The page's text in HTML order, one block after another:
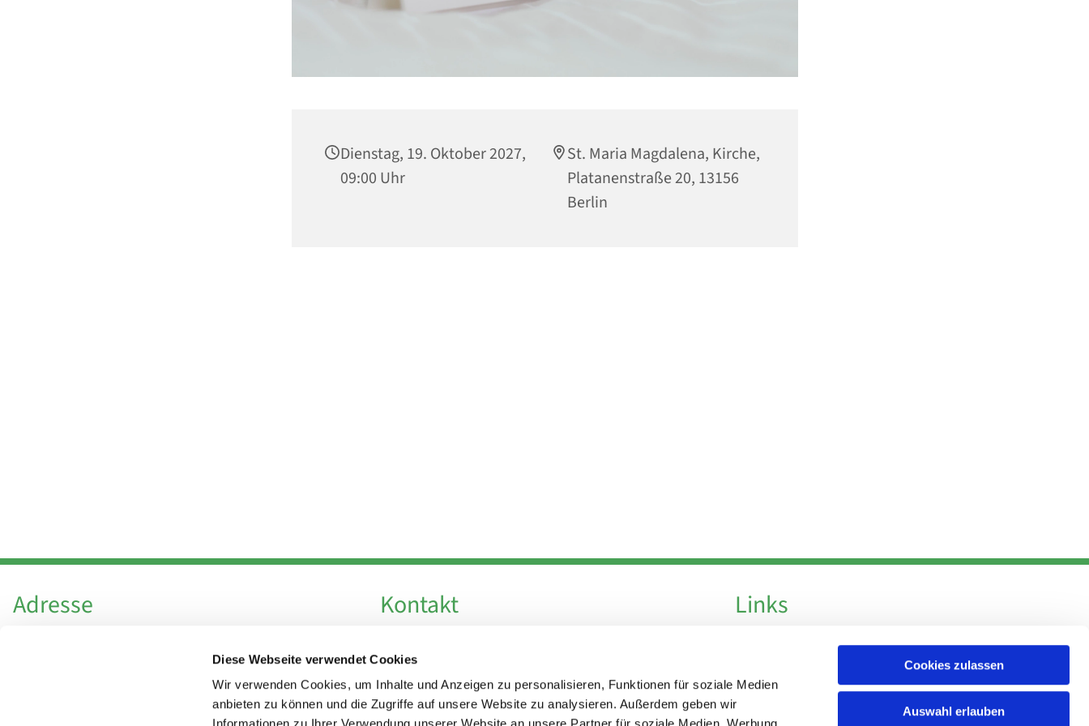
Diese Webseite verwendet Cookies
Wir verwenden Cookies, um Inhalte und Anzeigen zu personalisieren, Funktionen für soziale Medien
anbieten zu können und die Zugriffe auf unsere Website zu analysieren. Außerdem geben wir
Cookies zulassen
Auswahl erlauben
Dienstag, 19. Oktober 2027,
09:00 Uhr
St. Maria Magdalena, Kirche,
Platanenstraße 20, 13156
Berlin
Adresse
Hl. Theresa von Avila Berlin Nordost
Leitender Pfarrer - Norbert Pomplun
Kontakt
Fax +49 30 924 54 18
E-Mailinfo@theresa-von-avila-berlin.de
Links
Impressum